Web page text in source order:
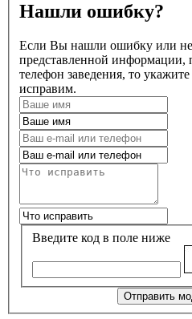
Нашли ошибку?
Если Вы нашли ошибку или
представленной информации,
телефон заведения, то
исправим.
Введите код в поле ниже
Отправить